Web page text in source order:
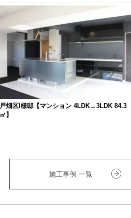
戸畑区I様邸【マンション 4LDK→3LDK 84.3
㎡】
施工事例 一覧